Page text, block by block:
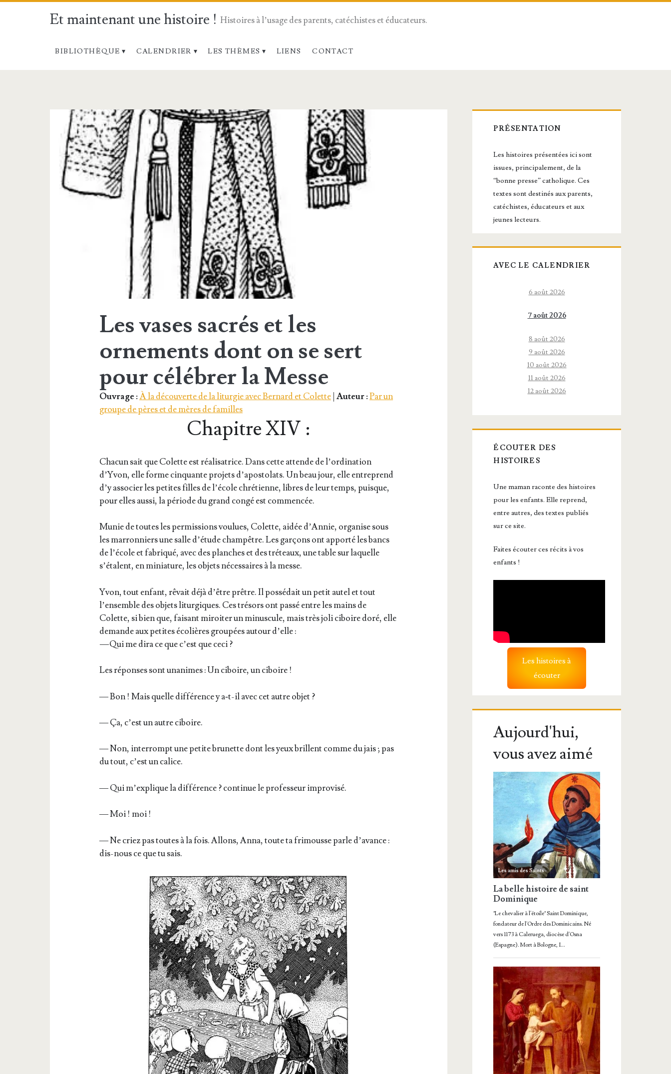
Et maintenant une histoire ! Histoires à l’usage des parents, catéchistes et éducateurs.
BIBLIOTHÈQUE CALENDRIER LES THÈMES LIENS CONTACT
<span>Ostensoir</span>
Les vases sacrés et les
ornements dont on se sert
pour célébrer la Messe
Ouvrage :À la découverte de la liturgie avec Bernard et Colette |Auteur :Par un
groupe de pères et de mères de familles
Chapitre XIV :
Cha­cun sait que Colette est réa­li­sa­trice. Dans cette attende de l’ordination
d’Yvon, elle forme cin­quante pro­jets d’apostolats. Un beau jour, elle entre­prend
d’y asso­cier les petites filles de l’école chré­tienne, libres de leur temps, puisque,
pour elles aus­si, la période du grand congé est commencée.
Munie de toutes les per­mis­sions vou­lues, Colette, aidée d’Annie, orga­nise sous
les mar­ron­niers une salle d’étude cham­pêtre. Les gar­çons ont appor­té les bancs
de l’école et fabri­qué, avec des planches et des tré­teaux, une table sur laquelle
s’étalent, en minia­ture, les objets néces­saires à la messe.
Yvon, tout enfant, rêvait déjà d’être prêtre. Il pos­sé­dait un petit autel et tout
l’ensemble des objets litur­giques. Ces tré­sors ont pas­sé entre les mains de
Colette, si bien que, fai­sant miroi­ter un minus­cule, mais très joli ciboire doré, elle
demande aux petites éco­lières grou­pées autour d’elle :
— Qui me dira ce que c’est que ceci ?
Les réponses sont una­nimes : Un ciboire, un ciboire !
— Bon ! Mais quelle dif­fé­rence y a‑t-il avec cet autre objet ?
— Ça, c’est un autre ciboire.
— Non, inter­rompt une petite bru­nette dont les yeux brillent comme du jais ; pas
du tout, c’est un calice.
— Qui m’explique la dif­fé­rence ? conti­nue le pro­fes­seur improvisé.
— Moi ! moi !
— Ne criez pas toutes à la fois. Allons, Anna, toute ta fri­mousse parle d’avance :
dis-nous ce que tu sais.
Barre
latérale
principale
PRÉSENTATION
Les histoires présentées ici sont
issues, principalement, de la
“bonne presse” catholique. Ces
textes sont destinés aux parents,
catéchistes, éducateurs et aux
jeunes lecteurs.
AVEC LE CALENDRIER
6 août 2026
7 août 2026
8 août 2026
9 août 2026
10 août 2026
11 août 2026
12 août 2026
ÉCOUTER DES
HISTOIRES
Une maman raconte des histoires
pour les enfants. Elle reprend,
entre autres, des textes publiés
sur ce site.
Faites écouter ces récits à vos
enfants !
Les histoires à
écouter
Aujourd'hui,
vous avez aimé